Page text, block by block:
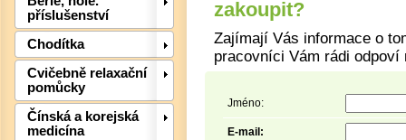
příslušenství
Chodítka
Cvičebně relaxační
pomůcky
Čínská a korejská
medicína
zakoupit?
Zajímají Vás informace o
pracovníci Vám rádi odpoví
Jméno:
E-mail: